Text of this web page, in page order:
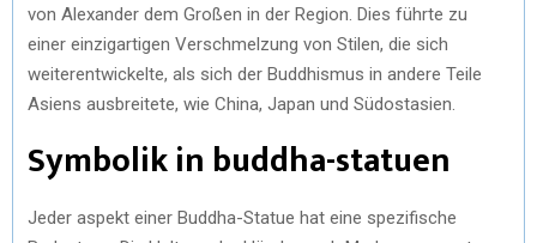
von Alexander dem Großen in der Region. Dies führte zu
einer einzigartigen Verschmelzung von Stilen, die sich
weiterentwickelte, als sich der Buddhismus in andere Teile
Asiens ausbreitete, wie China, Japan und Südostasien.
Symbolik in buddha-statuen
Jeder aspekt einer Buddha-Statue hat eine spezifische